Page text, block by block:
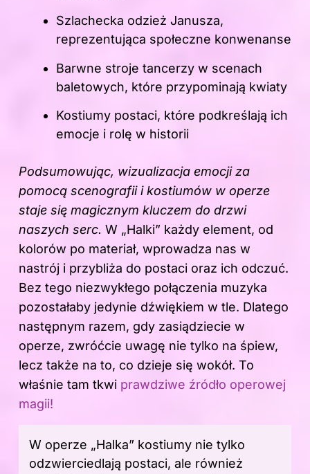
Szlachecka odzież Janusza,
reprezentująca społeczne konwenanse
Barwne stroje tancerzy w scenach
baletowych, które przypominają kwiaty
Kostiumy postaci, które podkreślają ich
emocje i rolę w historii
Podsumowując, wizualizacja emocji za
pomocą scenografii i kostiumów w operze
staje się magicznym kluczem do drzwi
naszych serc. W „Halki” każdy element, od
kolorów po materiał, wprowadza nas w
nastrój i przybliża do postaci oraz ich odczuć.
Bez tego niezwykłego połączenia muzyka
pozostałaby jedynie dźwiękiem w tle. Dlatego
następnym razem, gdy zasiądziecie w
operze, zwróćcie uwagę nie tylko na śpiew,
lecz także na to, co dzieje się wokół. To
właśnie tam tkwi prawdziwe źródło operowej
magii!
W operze „Halka” kostiumy nie tylko
odzwierciedlają postaci, ale również